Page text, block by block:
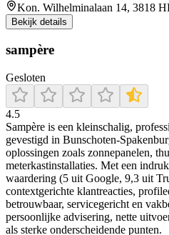
Kon. Wilhelminalaan 14, 3818
Bekijk details
sampère
Gesloten
4.5
Sampère is een kleinschalig,
gevestigd in
oplossingen zoals zonnepanelen,
meterkastinstallaties. Met een
waardering (5 uit Google, 9,3 uit
contextgerichte klantreacties,
betrouwbaar, servicegericht en
persoonlijke advisering, nette
als sterke onderscheidende punten.